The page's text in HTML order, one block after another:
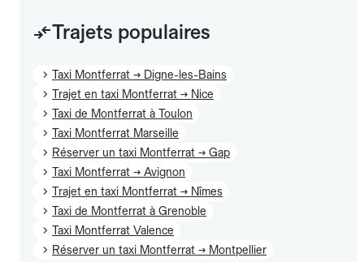
Trajets populaires
Taxi Montferrat → Digne-les-Bains
Trajet en taxi Montferrat → Nice
Taxi de Montferrat à Toulon
Taxi Montferrat Marseille
Réserver un taxi Montferrat → Gap
Taxi Montferrat → Avignon
Trajet en taxi Montferrat → Nîmes
Taxi de Montferrat à Grenoble
Taxi Montferrat Valence
Réserver un taxi Montferrat → Montpellier